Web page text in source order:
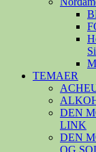
TEMAER
DEN
LINK
DEN
OG